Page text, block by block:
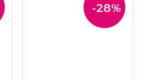
-28%